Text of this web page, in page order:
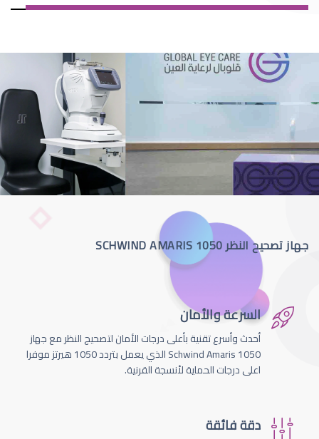
جهاز تصحيح النظر SCHWIND AMARIS 1050
السرعة والأمان
أحدث وأسرع تقنية بأعلى درجات الأمان لتصحيج النظر مع جهاز
Schwind Amaris 1050 الذي يعمل بتردد 1050 هيرتز موفرا
اعلى درجات الحماية لأنسجة القرنية.
دقة فائقة